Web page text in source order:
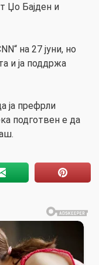
Џо Бајден и
на 27 јуни, но
и ја поддржа
ја префрли
подготвен е да